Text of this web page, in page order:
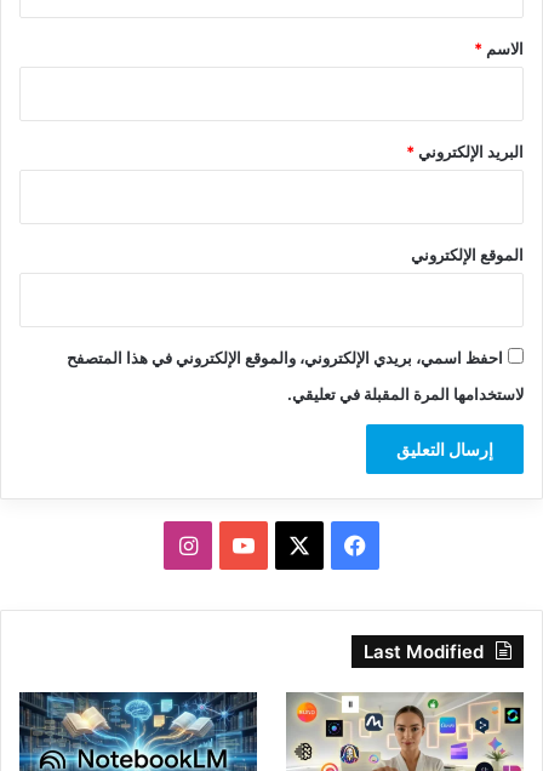
*
الاسم *
البريد الإلكتروني*
الموقع الإلكتروني
احفظ اسمي، بريدي الإلكتروني، والموقع الإلكتروني في هذا المتصفح
لاستخدامها المرة المقبلة في تعليقي.
فيسبوك ‫YouTubeانستقرام
Last Modified